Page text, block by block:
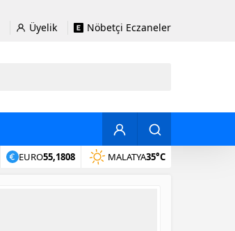
Üyelik Nöbetçi Eczaneler
EURO55,1808 MALATYA35°C